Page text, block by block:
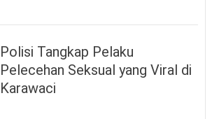
Polisi Tangkap Pelaku
Pelecehan Seksual yang Viral di
Karawaci